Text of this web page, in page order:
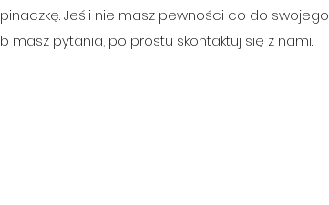
Jeśli nie masz pewności co do swojego
masz pytania, po prostu skontaktuj się z nami.